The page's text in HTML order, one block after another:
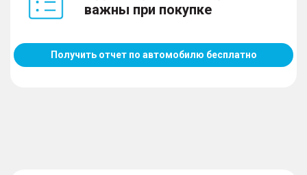
важны при покупке
Получить отчет по автомобилю бесплатно